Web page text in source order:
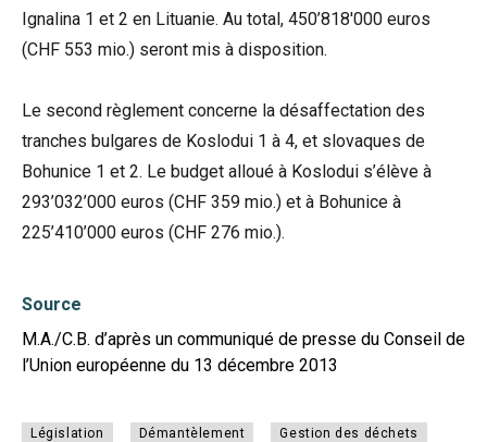
Ignalina 1 et 2 en Lituanie. Au total, 450’818'000 euros
(CHF 553 mio.) seront mis à disposition.
Le second règlement concerne la désaffectation des
tranches bulgares de Koslodui 1 à 4, et slovaques de
Bohunice 1 et 2. Le budget alloué à Koslodui s’élève à
293’032’000 euros (CHF 359 mio.) et à Bohunice à
225’410’000 euros (CHF 276 mio.).
Source
M.A./C.B. d’après un communiqué de presse du Conseil de
l’Union européenne du 13 décembre 2013
Législation Démantèlement Gestion des déchets